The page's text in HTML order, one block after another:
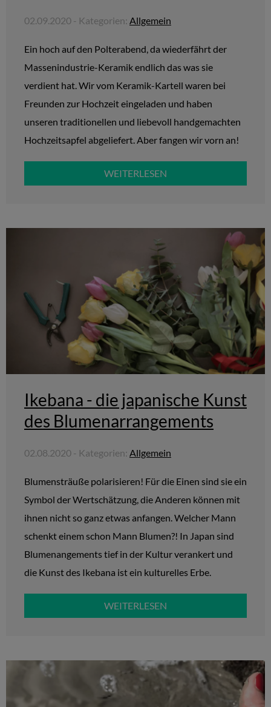
02.09.2020 - Kategorien: Allgemein
Ein hoch auf den Polterabend, da wiederfährt der
Massenindustrie-Keramik endlich das was sie
verdient hat. Wir vom Keramik-Kartell waren bei
Freunden zur Hochzeit eingeladen und haben
unseren traditionellen und liebevoll handgemachten
Hochzeitsapfel abgeliefert. Aber fangen wir vorn an!
WEITERLESEN
Ikebana - die japanische Kunst
des Blumenarrangements
02.08.2020 - Kategorien: Allgemein
Blumensträuße polarisieren! Für die Einen sind sie ein
Symbol der Wertschätzung, die Anderen können mit
ihnen nicht so ganz etwas anfangen. Welcher Mann
schenkt einem schon Mann Blumen?! In Japan sind
Blumenangements tief in der Kultur verankert und
die Kunst des Ikebana ist ein kulturelles Erbe.
WEITERLESEN